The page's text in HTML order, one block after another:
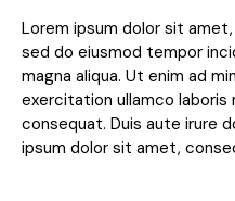
Lorem ipsum dolor sit
sed do eiusmod tempor
magna aliqua. Ut enim ad
exercitation ullamco laboris
consequat. Duis aute irure
ipsum dolor sit amet,